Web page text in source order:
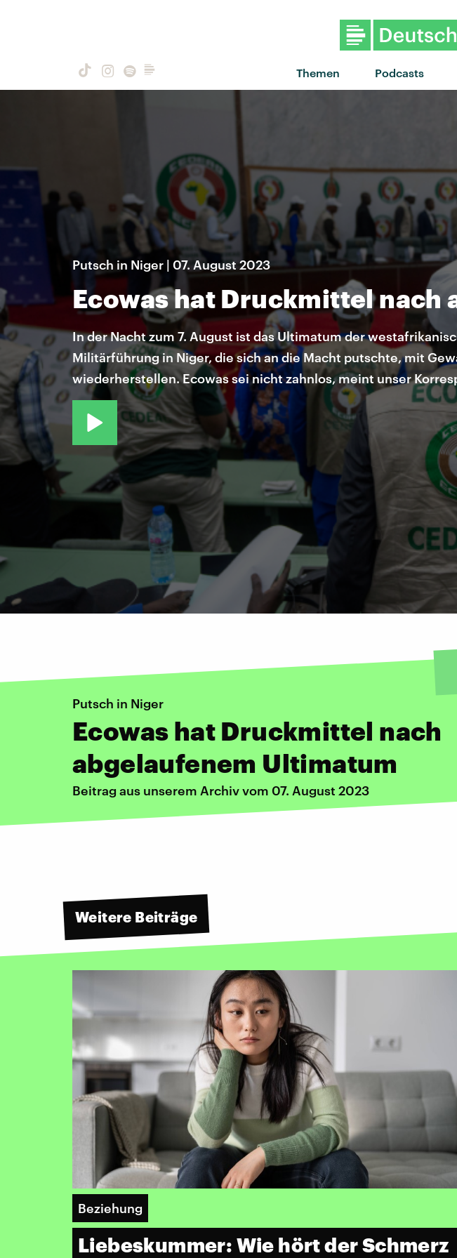
Themen Podcasts
"The
Putsch in Niger | 07. August 2023
Ecowas hat Druckmittel
In der Nacht zum 7. August ist das Ultimatum der
Militärführung in Niger, die sich an die Macht putschte, mit
wiederherstellen. Ecowas sei nicht zahnlos, meint unser
Putsch in Niger
Ecowas hat Druckmittel nach
abgelaufenem Ultimatum
Beitrag aus unserem Archiv vom 07. August 2023
Weitere Beiträge
Beziehung
Liebeskummer: Wie hört der Schmerz